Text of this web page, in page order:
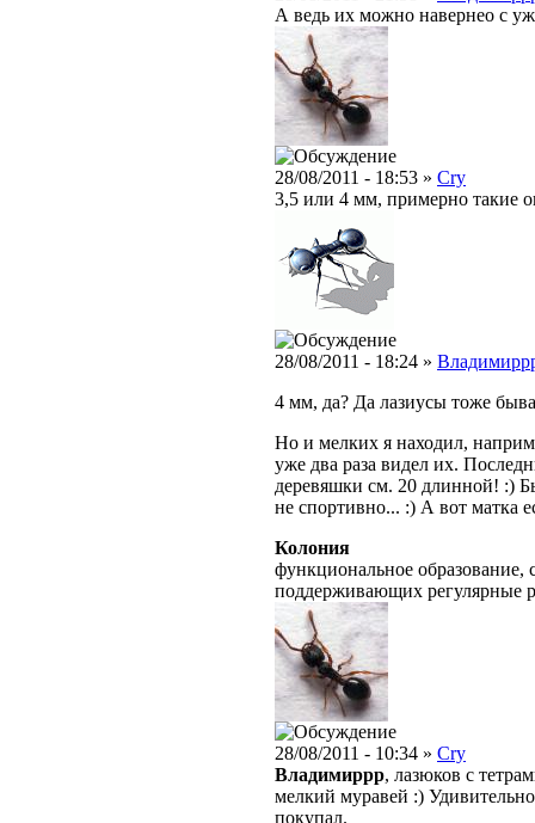
А ведь их можно навернео с
28/08/2011 - 18:53 » Cry
3,5 или 4 мм, примерно такие
28/08/2011 - 18:24 »
4 мм, да? Да лазиусы тоже
Но и мелких я находил,
уже два раза видел их.
деревяшки см. 20 длинной! :)
не спортивно... :) А вот матка
Колония
функциональное образование,
поддерживающих регулярные
28/08/2011 - 10:34 » Cry
Владимиррр, лазюков с
мелкий муравей :)
покупал.